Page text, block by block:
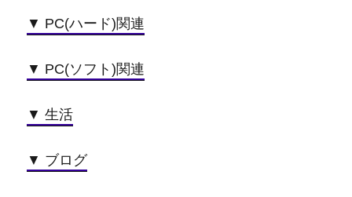
▼ PC(ハード)関連
▼ PC(ソフト)関連
▼ 生活
▼ ブログ